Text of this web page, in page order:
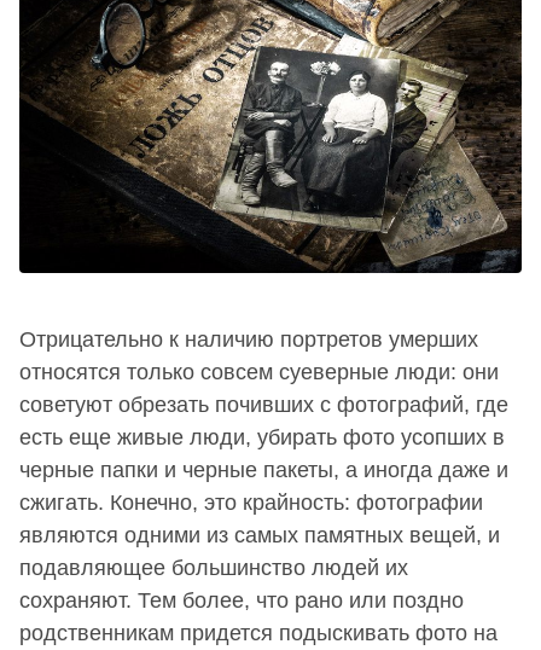
Отрицательно к наличию портретов умерших
относятся только совсем суеверные люди: они
советуют обрезать почивших с фотографий, где
есть еще живые люди, убирать фото усопших в
черные папки и черные пакеты, а иногда даже и
сжигать. Конечно, это крайность: фотографии
являются одними из самых памятных вещей, и
подавляющее большинство людей их
сохраняют. Тем более, что рано или поздно
родственникам придется подыскивать фото на